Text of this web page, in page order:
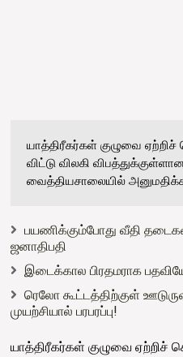
யாத்திரீகர்கள் குழுவை
விட்டு விலகி
வைத்தியசாலையில்
பயணிக்கும்போது வீதி
ஜனாதிபதி
இடைக்கால பிரதமராக
ரெலோ கூட்டத்திற்குள்
முயற்சியால் பரபரப்பு!
யாத்திரீகர்கள் குழுவை ஏற்றிச்